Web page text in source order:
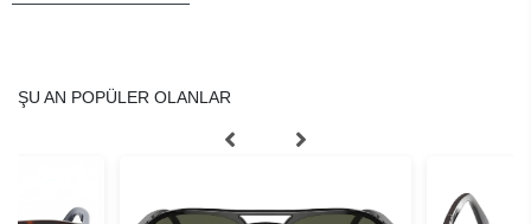
ŞU AN POPÜLER OLANLAR